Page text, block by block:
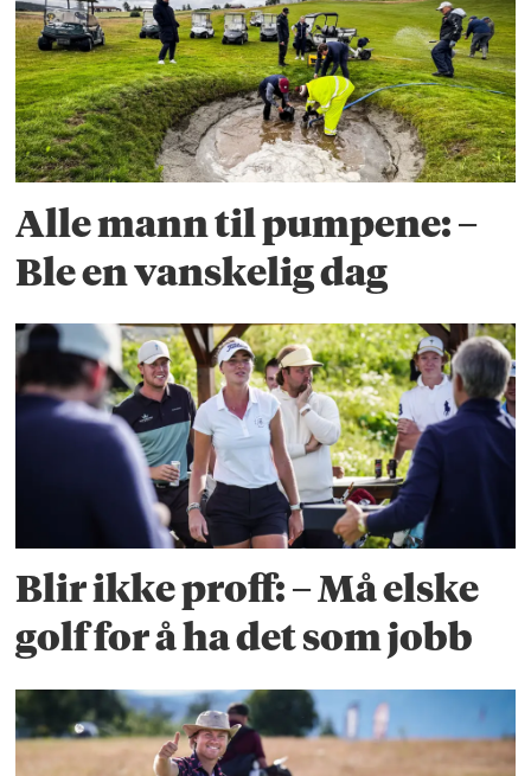
Alle mann til pumpene: –
Ble en vanskelig dag
Blir ikke proff: – Må elske
golf for å ha det som jobb